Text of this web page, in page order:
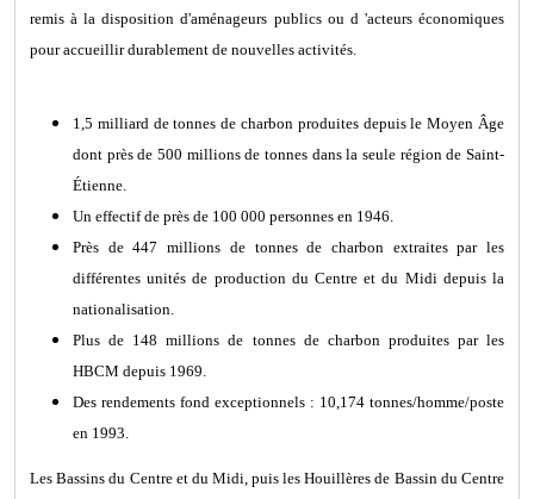
remis à la disposition d'aménageurs publics ou d 'acteurs économiques
pour accueillir durablement de nouvelles activités.
1,5 milliard de tonnes de charbon produites depuis le Moyen Âge
dont près de 500 millions de tonnes dans la seule région de Saint-
Étienne.
Un effectif de près de 100 000 personnes en 1946.
Près de 447 millions de tonnes de charbon extraites par les
différentes unités de production du Centre et du Midi depuis la
nationalisation.
Plus de 148 millions de tonnes de charbon produites par les
HBCM depuis 1969.
Des rendements fond exceptionnels : 10,174 tonnes/homme/poste
en 1993.
Les Bassins du Centre et du Midi, puis les Houillères de Bassin du Centre